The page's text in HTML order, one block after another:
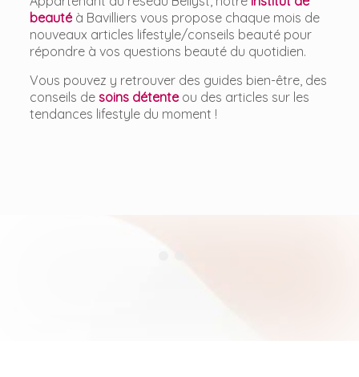
beautéà Bavilliers vous propose chaque mois de
nouveaux articles lifestyle/conseils beauté pour
répondre à vos questions beauté du quotidien.
Vous pouvez y retrouver des guides bien-être, des
conseils de soins détenteou des articles sur les
tendances lifestyle du moment !